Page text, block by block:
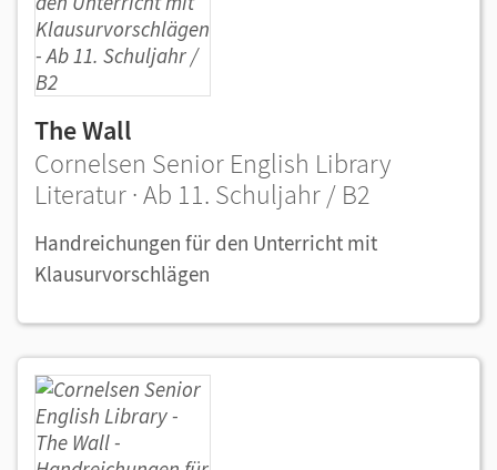
The Wall
Cornelsen Senior English Library
Literatur · Ab 11. Schuljahr / B2
Handreichungen für den Unterricht mit
Klausurvorschlägen